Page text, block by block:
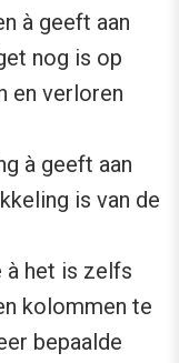
à geeft aan
nog is op
en verloren
à geeft aan
is van de
à het is zelfs
kolommen te
bepaalde